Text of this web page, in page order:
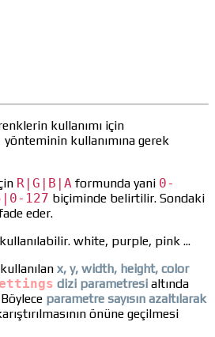
kullanımı için
yönteminin kullanımına gerek
R|G|B|Aformunda yani 0-
127 biçiminde belirtilir. Sondaki
eder.
kullanılabilir. white, purple, pink ...
x, y, width, height, color
dizi parametresi altında
parametre sayısın azaltılarak
önüne geçilmesi